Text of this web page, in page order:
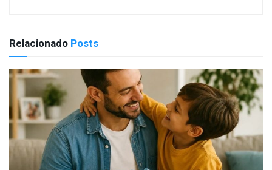
Relacionado Posts